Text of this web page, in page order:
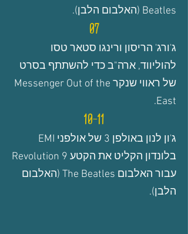
Beatles (האלבום הלבן).
07
ג'ורג' הריסון ורינגו סטאר טסו
להוליווד, ארה"ב כדי להשתתף בסרט
של ראווי שנקר Messenger Out of the
East.
10-11
ג'ון לנון באולפן 3 של אולפני EMI
בלונדון הקליט את הקטע Revolution 9
עבור האלבום The Beatles (האלבום
הלבן).